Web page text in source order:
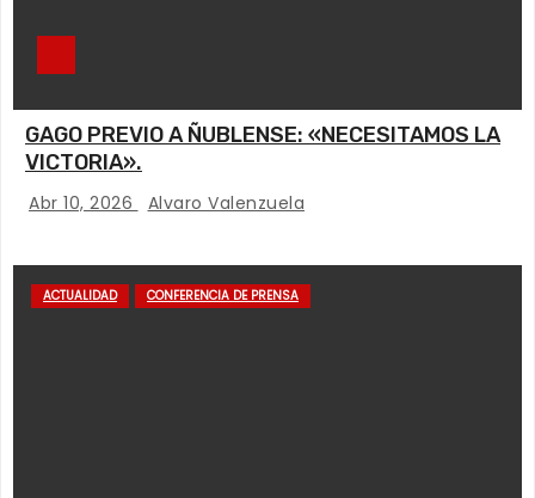
GAGO PREVIO A ÑUBLENSE: «NECESITAMOS LA
VICTORIA».
Abr 10, 2026 Alvaro Valenzuela
ACTUALIDAD CONFERENCIA DE PRENSA